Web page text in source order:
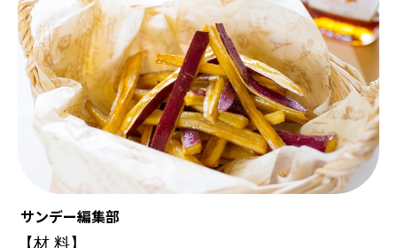
サンデー編集部
【材 料】